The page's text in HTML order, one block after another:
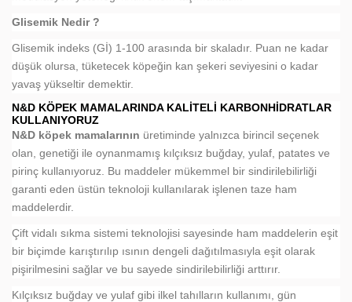
Glisemik Nedir ?
Glisemik indeks (Gİ) 1-100 arasında bir skaladır. Puan ne kadar
düşük olursa, tüketecek köpeğin kan şekeri seviyesini o kadar
yavaş yükseltir demektir.
N&D KÖPEK MAMALARINDA KALITELI KARBONHIDRATLAR
KULLANIYORUZ
N&D köpek mamalarının üretiminde yalnızca birincil seçenek
olan, genetiği ile oynanmamış kılçıksız buğday, yulaf, patates ve
pirinç kullanıyoruz. Bu maddeler mükemmel bir sindirilebilirliği
garanti eden üstün teknoloji kullanılarak işlenen taze ham
maddelerdir.
Çift vidalı sıkma sistemi teknolojisi sayesinde ham maddelerin eşit
bir biçimde karıştırılıp ısının dengeli dağıtılmasıyla eşit olarak
pişirilmesini sağlar ve bu sayede sindirilebilirliği arttırır.
Kılçıksız buğday ve yulaf gibi ilkel tahılların kullanımı, gün